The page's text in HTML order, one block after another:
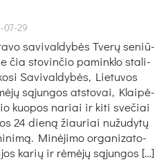
07-29
sa­vi­val­dy­bės Tve­rų se­niū­
čia sto­vin­čio pa­mink­lo sta­li­
Sa­vi­val­dy­bės, Lie­tu­vos
są­jun­gos at­sto­vai, Klai­pė­
kuo­pos na­riai ir ki­ti sve­čiai
24 die­ną žiau­riai nu­žu­dy­tų
Mi­nė­ji­mo or­ga­ni­za­to­
ka­rių ir rė­mė­jų są­jun­gos […]